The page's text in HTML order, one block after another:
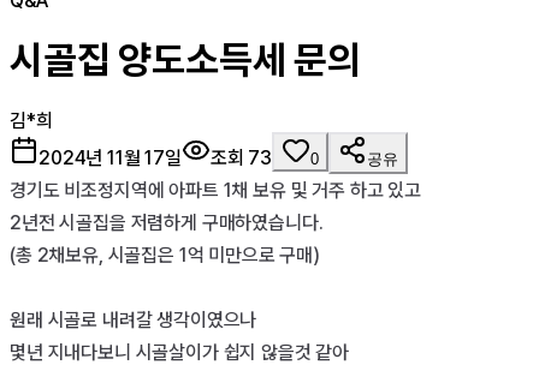
시골집 양도소득세 문의
김*희
2024년 11월 17일
조회 73 0 공유
경기도 비조정지역에 아파트 1채 보유 및 거주 하고 있고
2년전 시골집을 저렴하게 구매하였습니다.
(총 2채보유, 시골집은 1억 미만으로 구매)
원래 시골로 내려갈 생각이였으나
몇년 지내다보니 시골살이가 쉽지 않을것 같아